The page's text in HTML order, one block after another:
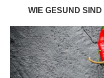
WIE GESUND